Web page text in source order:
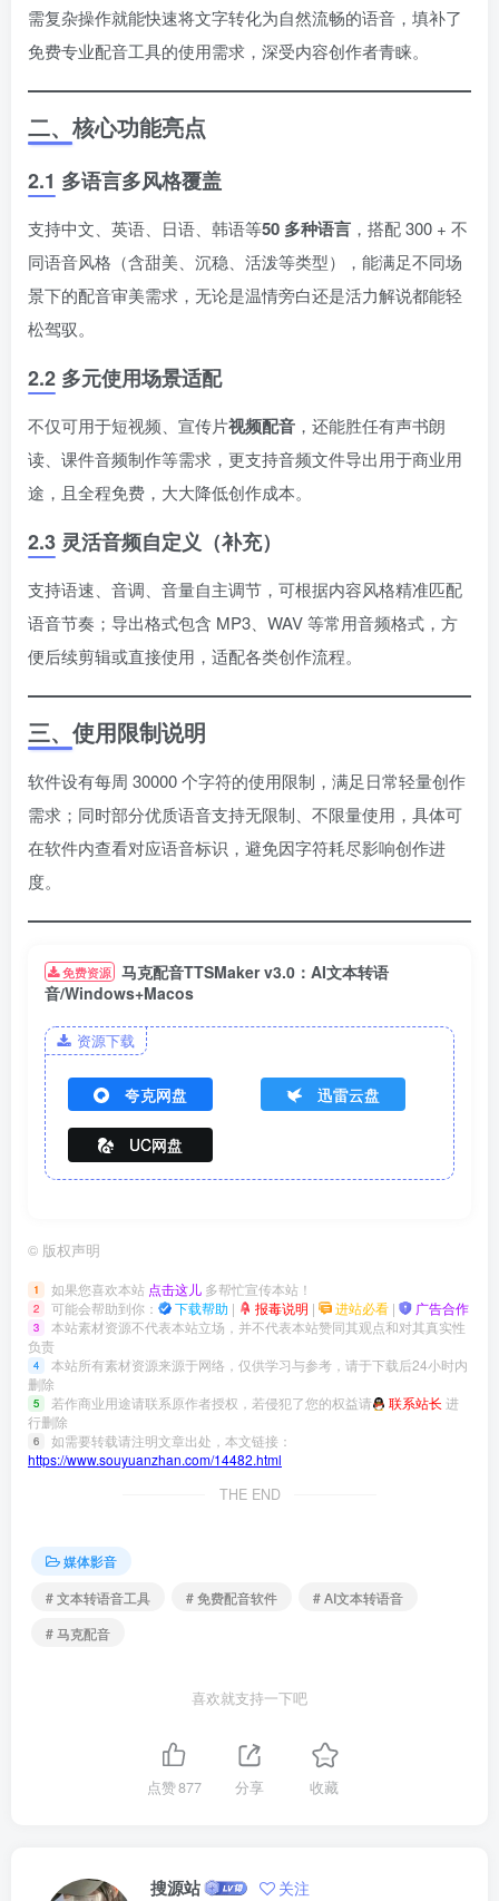
需复杂操作就能快速将文字转化为自然流畅的语音，填补了
免费专业配音工具的使用需求，深受内容创作者青睐。
二、核心功能亮点
2.1 多语言多风格覆盖
支持中文、英语、日语、韩语等50 多种语言 ，搭配 300 + 不
同语音风格（含甜美、沉稳、活泼等类型），能满足不同场
景下的配音审美需求，无论是温情旁白还是活力解说都能轻
松驾驭。
2.2 多元使用场景适配
不仅可用于短视频、宣传片视频配音 ，还能胜任有声书朗
读、课件音频制作等需求，更支持音频文件导出用于商业用
途，且全程免费，大大降低创作成本。
2.3 灵活音频自定义（补充）
支持语速、音调、音量自主调节，可根据内容风格精准匹配
语音节奏；导出格式包含 MP3、WAV 等常用音频格式，方
便后续剪辑或直接使用，适配各类创作流程。
三、使用限制说明
软件设有每周 30000 个字符的使用限制，满足日常轻量创作
需求；同时部分优质语音支持无限制、不限量使用，具体可
在软件内查看对应语音标识，避免因字符耗尽影响创作进
度。
免费资源 马克配音TTSMaker v3.0：AI文本转语
音/Windows+Macos
资源下载
夸克网盘 迅雷云盘
UC网盘
© 版权声明
1 如果您喜欢本站 点击这儿 多帮忙宣传本站！
2 可能会帮助到你： 下载帮助 | 报毒说明 | 进站必看 | 广告合作
3
本站素材资源不代表本站立场，并不代表本站赞同其观点和对其真实性
负责
4
本站所有素材资源来源于网络，仅供学习与参考，请于下载后24小时内
删除
5 若作商业用途请联系原作者授权，若侵犯了您的权益请 联系站长 进
行删除
6
如需要转载请注明文章出处，本文链接：
https://www.souyuanzhan.com/14482.html
THE END
媒体影音
# 文本转语音工具
# 免费配音软件
# AI文本转语音
# 马克配音
喜欢就支持一下吧
点赞877 分享 收藏
搜源站 关注